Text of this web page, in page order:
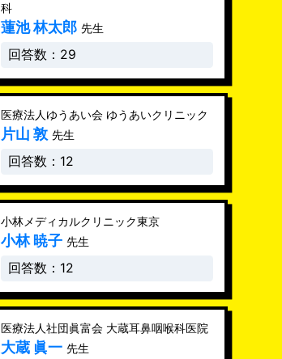
科
蓮池 林太郎 先生
回答数：29
医療法人ゆうあい会 ゆうあいクリニック
片山 敦 先生
回答数：12
小林メディカルクリニック東京
小林 暁子 先生
回答数：12
医療法人社団眞富会 大蔵耳鼻咽喉科医院
大蔵 眞一 先生